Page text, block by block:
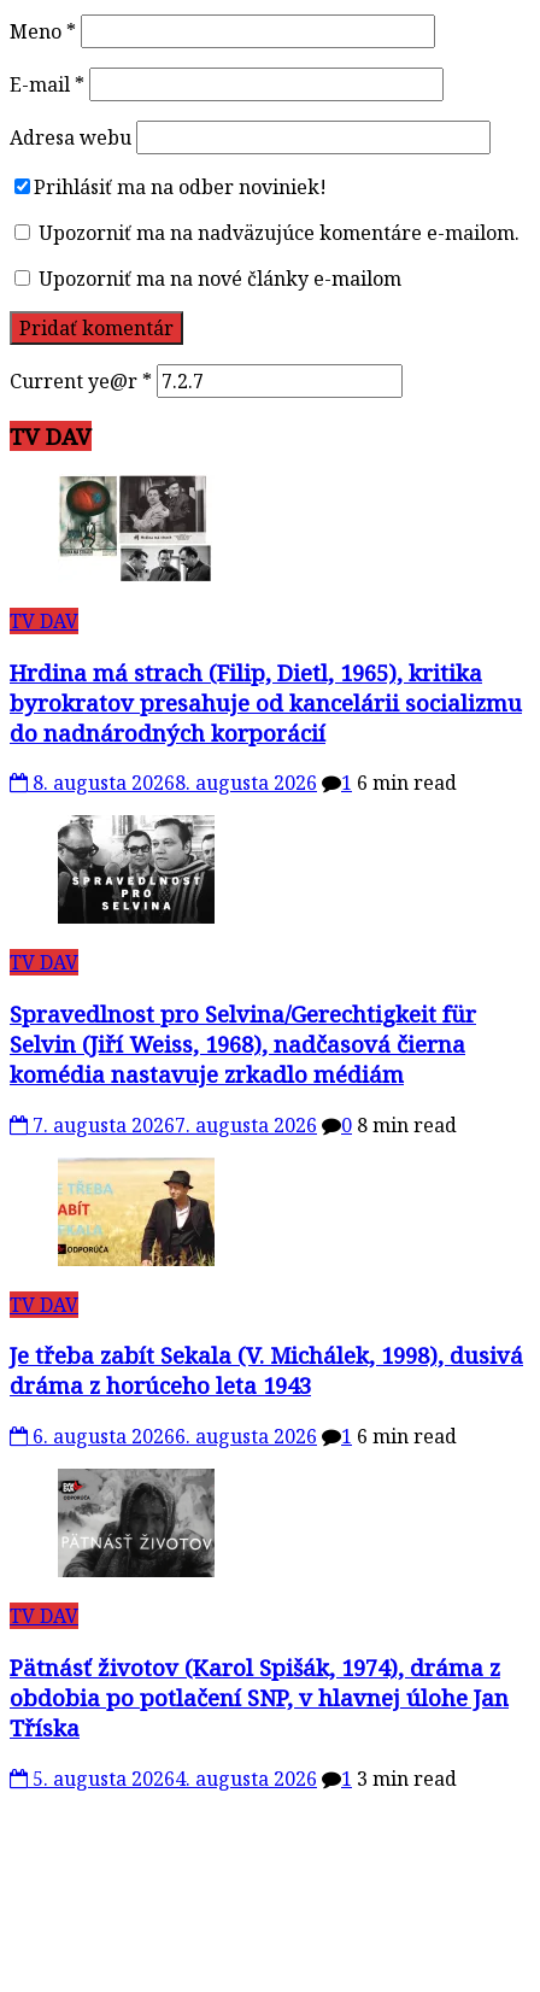
Meno *
E-mail *
Adresa webu
Prihlásiť ma na odber noviniek!
Upozorniť ma na nadväzujúce komentáre e-mailom.
Upozorniť ma na nové články e-mailom
Current ye@r *
TV DAV
TV DAV
Hrdina má strach (Filip, Dietl, 1965), kritika
byrokratov presahuje od kancelárii socializmu
do nadnárodných korporácií
8. augusta 20268. augusta 2026 1 6 min read
TV DAV
Spravedlnost pro Selvina/Gerechtigkeit für
Selvin (Jiří Weiss, 1968), nadčasová čierna
komédia nastavuje zrkadlo médiám
7. augusta 20267. augusta 2026 0 8 min read
TV DAV
Je třeba zabít Sekala (V. Michálek, 1998), dusivá
dráma z horúceho leta 1943
6. augusta 20266. augusta 2026 1 6 min read
TV DAV
Pätnásť životov (Karol Spišák, 1974), dráma z
obdobia po potlačení SNP, v hlavnej úlohe Jan
Tříska
5. augusta 20264. augusta 2026 1 3 min read